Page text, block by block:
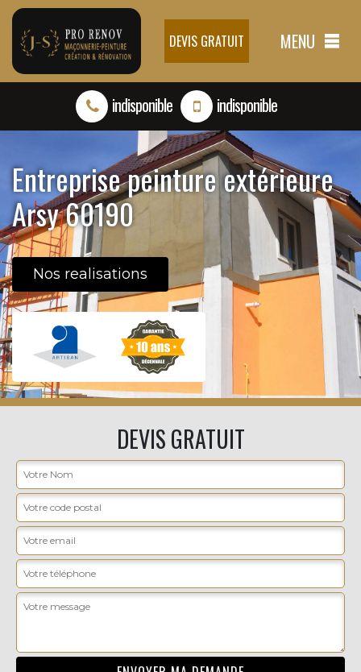
DEVIS GRATUIT MENU
indisponible indisponible
Entreprise peinture extérieure
Arsy 60190
Nos realisations
DEVIS GRATUIT